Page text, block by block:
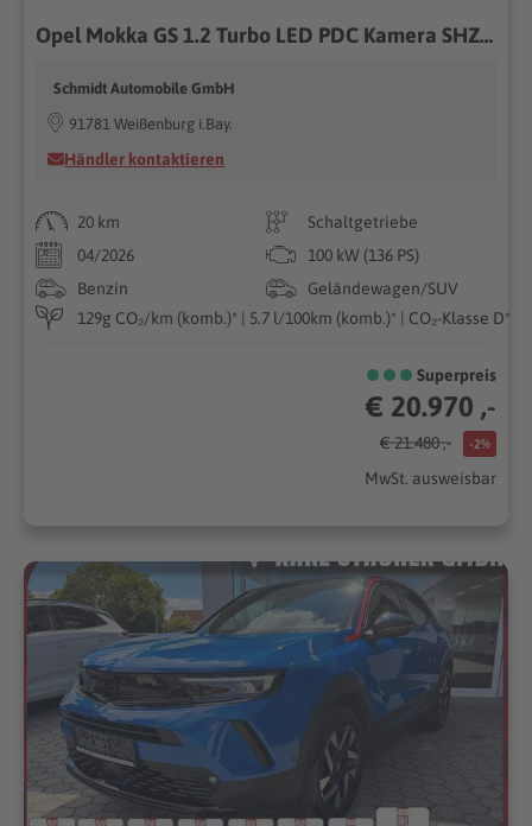
Opel Mokka GS 1.2 Turbo LED PDC Kamera SHZ Tempomat
Schmidt Automobile GmbH
91781 Weißenburg i.Bay.
Händler kontaktieren
20 km
Schaltgetriebe
04/2026
100 kW (136 PS)
Benzin
Geländewagen/SUV
129g CO₂/km (komb.)* | 5.7 l/100km (komb.)* | CO₂-Klasse D*
Superpreis
€ 20.970 ,-
€ 21.480 ,- -2%
MwSt. ausweisbar